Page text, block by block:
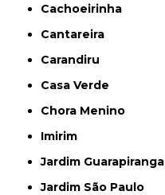
Cachoeirinha
Cantareira
Carandiru
Casa Verde
Chora Menino
Imirim
Jardim Guarapiranga
Jardim São Paulo